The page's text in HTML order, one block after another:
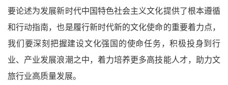
要论述为发展新时代中国特色社会主义文化提供了根本遵循
和行动指南，也是履行新时代新的文化使命的重要着力点，
我们要深刻把握建设文化强国的使命任务，积极投身到行
业、产业发展浪潮之中，着力培养更多高技能人才，助力文
旅行业高质量发展。